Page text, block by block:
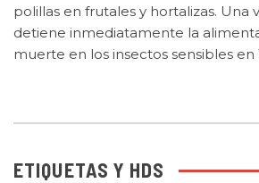
polillas en frutales y hortalizas. Una
detiene inmediatamente la
muerte en los insectos sensibles en
ETIQUETAS Y HDS